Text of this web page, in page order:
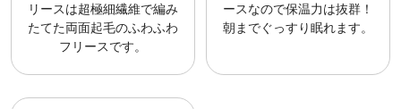
リースは超極細繊維で編み
たてた両面起毛のふわふわ
フリースです。
ースなので保温力は抜群！
朝までぐっすり眠れます。